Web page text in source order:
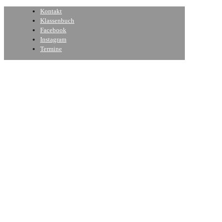
Kontakt
Klassenbuch
Facebook
Instagram
Termine